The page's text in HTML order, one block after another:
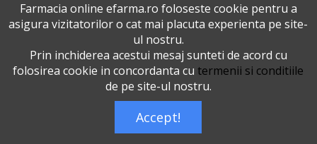
POLITICA DE CONFIDENTIALITATE
VERSIUNEA DESKTOP
0727515368
Dreptul de autor © efarma.ro - Toate Drepturile Rezervate.
Farmacia online efarma.ro foloseste cookie pentru a
asigura vizitatorilor o cat mai placuta experienta pe site-
ul nostru.
Prin inchiderea acestui mesaj sunteti de acord cu
folosirea cookie in concordanta cu termenii si conditiile
de pe site-ul nostru.
Accept!